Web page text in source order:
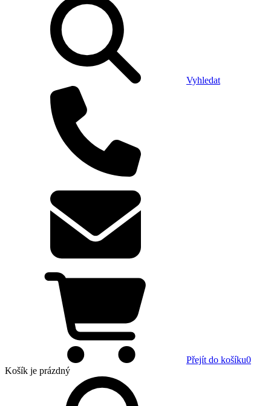
Vyhledat
Přejít do košíku0
Košík je prázdný